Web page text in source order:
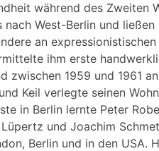
während des
West-Berlin und
an
ihm erste
1959 und 1961
Keil verlegte seinen
in Berlin lernte Peter
und Joachim
Berlin und in den